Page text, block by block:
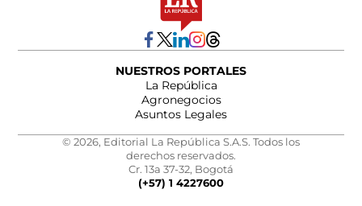
NUESTROS PORTALES
La República
Agronegocios
Asuntos Legales
© 2026, Editorial La República S.A.S. Todos los
derechos reservados.
Cr. 13a 37-32, Bogotá
(+57) 1 4227600